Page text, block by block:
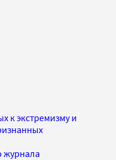
к экстремизму и
журнала